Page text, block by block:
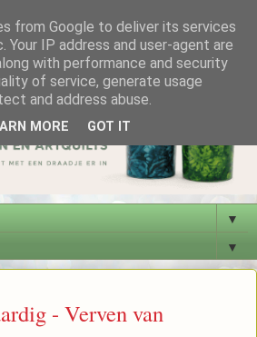
▼
▼
- Verven van
from Google to deliver its services
Your IP address and user-agent are
with performance and security
of service, generate usage
and address abuse.
MORE GOT IT